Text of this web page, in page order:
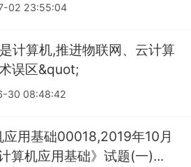
02 23:55:04
计算机,推进物联网、云计算
误区&quot;
30 08:48:42
用基础00018,2019年10月
算机应用基础》试题(一)...